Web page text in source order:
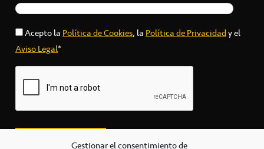
Gestionar el consentimiento de
Acepto laPolítica de Cookies, laPolítica de Privacidady el
Aviso Legal*